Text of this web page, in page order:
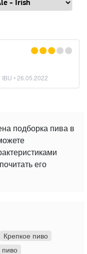
•26.05.2022
подборка пива в
его
Крепкое пиво
пиво